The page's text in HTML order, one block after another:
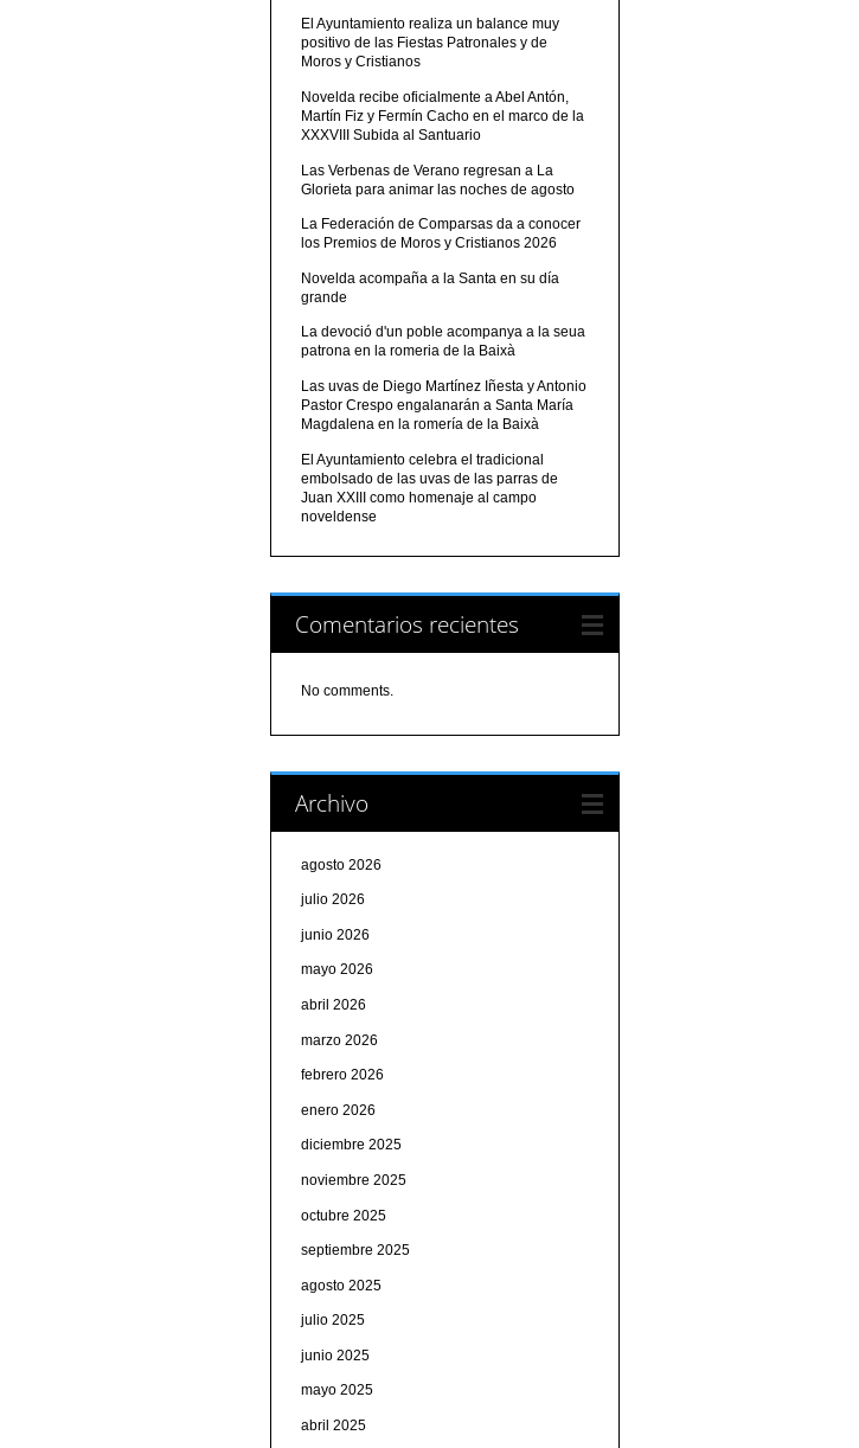
El Ayuntamiento realiza un balance muy
positivo de las Fiestas Patronales y de
Moros y Cristianos
Novelda recibe oficialmente a Abel Antón,
Martín Fiz y Fermín Cacho en el marco de la
XXXVIII Subida al Santuario
Las Verbenas de Verano regresan a La
Glorieta para animar las noches de agosto
La Federación de Comparsas da a conocer
los Premios de Moros y Cristianos 2026
Novelda acompaña a la Santa en su día
grande
La devoció d'un poble acompanya a la seua
patrona en la romeria de la Baixà
Las uvas de Diego Martínez Iñesta y Antonio
Pastor Crespo engalanarán a Santa María
Magdalena en la romería de la Baixà
El Ayuntamiento celebra el tradicional
embolsado de las uvas de las parras de
Juan XXIII como homenaje al campo
noveldense
Comentarios recientes
No comments.
Archivo
agosto 2026
julio 2026
junio 2026
mayo 2026
abril 2026
marzo 2026
febrero 2026
enero 2026
diciembre 2025
noviembre 2025
octubre 2025
septiembre 2025
agosto 2025
julio 2025
junio 2025
mayo 2025
abril 2025